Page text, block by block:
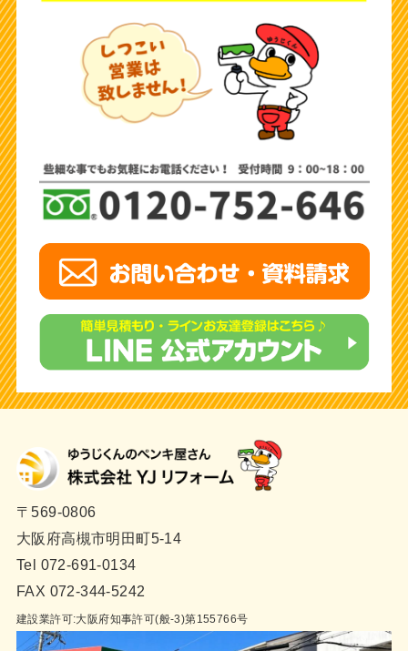
〒569-0806
大阪府高槻市明田町5-14
Tel 072-691-0134
FAX 072-344-5242
建設業許可:大阪府知事許可(般-3)第155766号